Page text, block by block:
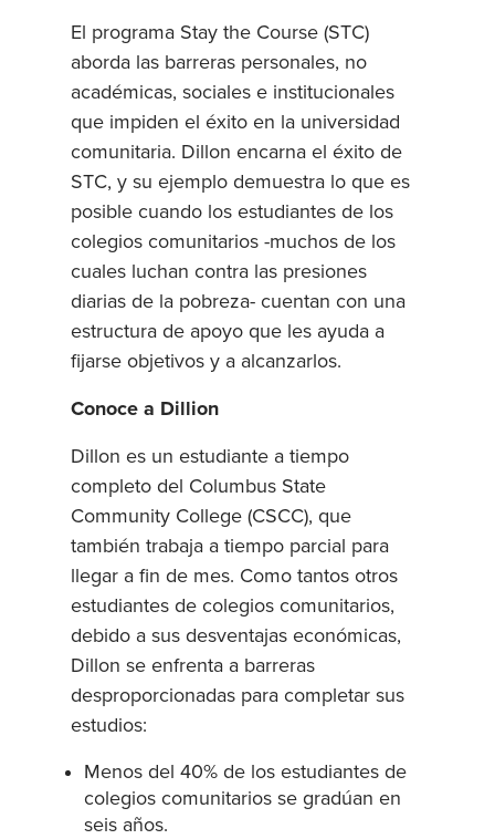
El programa Stay the Course (STC)
aborda las barreras personales, no
académicas, sociales e institucionales
que impiden el éxito en la universidad
comunitaria. Dillon encarna el éxito de
STC, y su ejemplo demuestra lo que es
posible cuando los estudiantes de los
colegios comunitarios -muchos de los
cuales luchan contra las presiones
diarias de la pobreza- cuentan con una
estructura de apoyo que les ayuda a
fijarse objetivos y a alcanzarlos.
Conoce a Dillion
Dillon es un estudiante a tiempo
completo del Columbus State
Community College (CSCC), que
también trabaja a tiempo parcial para
llegar a fin de mes. Como tantos otros
estudiantes de colegios comunitarios,
debido a sus desventajas económicas,
Dillon se enfrenta a barreras
desproporcionadas para completar sus
estudios:
Menos del 40% de los estudiantes de
colegios comunitarios se gradúan en
seis años.